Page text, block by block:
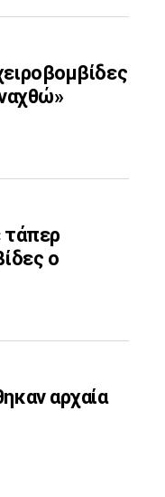
τάπερ
ο
αρχαία